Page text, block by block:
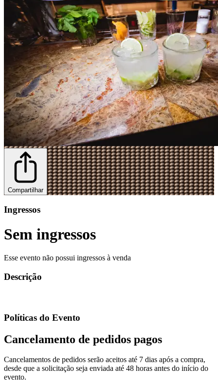
Compartilhar
Ingressos
Sem ingressos
Esse evento não possui ingressos à venda
Descrição
Políticas do Evento
Cancelamento de pedidos pagos
Cancelamentos de pedidos serão aceitos até 7 dias após a compra,
desde que a solicitação seja enviada até 48 horas antes do início do
evento.